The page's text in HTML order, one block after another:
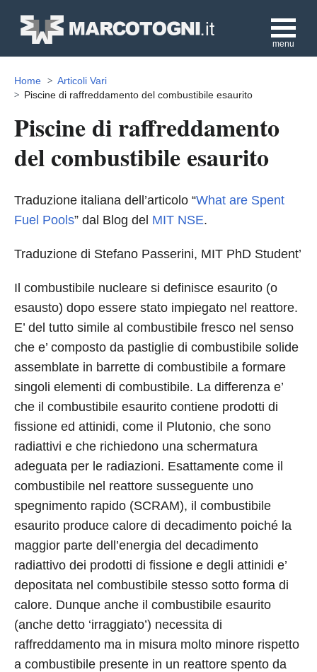
menu
Home
Articoli Vari
Piscine di raffreddamento del combustibile esaurito
Piscine di raffreddamento
del combustibile esaurito
Traduzione italiana dell’articolo “What are Spent
Fuel Pools” dal Blog del MIT NSE.
Traduzione di Stefano Passerini, MIT PhD Student’
Il combustibile nucleare si definisce esaurito (o
esausto) dopo essere stato impiegato nel reattore.
E’ del tutto simile al combustibile fresco nel senso
che e’ composto da pastiglie di combustibile solide
assemblate in barrette di combustibile a formare
singoli elementi di combustibile. La differenza e’
che il combustibile esaurito contiene prodotti di
fissione ed attinidi, come il Plutonio, che sono
radiattivi e che richiedono una schermatura
adeguata per le radiazioni. Esattamente come il
combustibile nel reattore susseguente uno
spegnimento rapido (SCRAM), il combustibile
esaurito produce calore di decadimento poiché la
maggior parte dell’energia del decadimento
radiattivo dei prodotti di fissione e degli attinidi e’
depositata nel combustibile stesso sotto forma di
calore. Dunque anche il combustibile esaurito
(anche detto ‘irraggiato’) necessita di
raffreddamento ma in misura molto minore rispetto
a combustibile presente in un reattore spento da